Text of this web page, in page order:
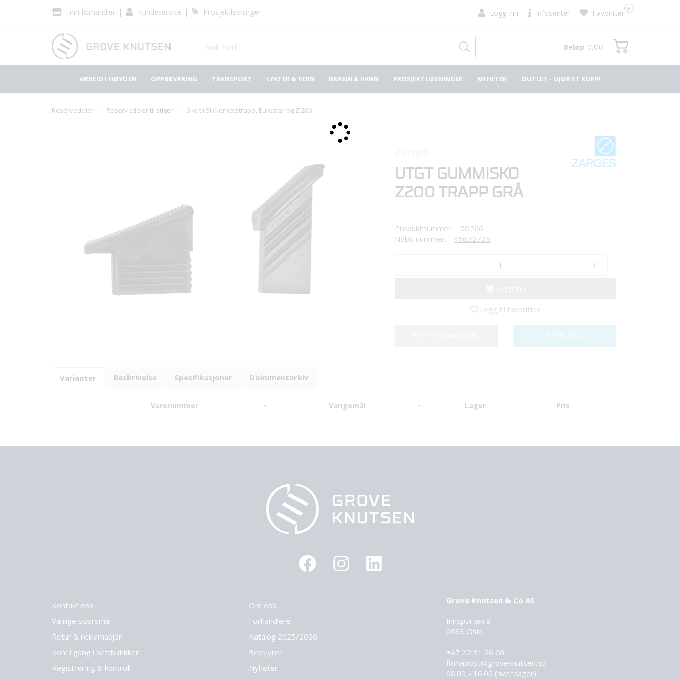
Finn forhandler | Kundeservice | Prosjektløsninger Logg inn Infosenter 0
Favoritter
Beløp 0,00
ARBEID I HØYDEN OPPBEVARING TRANSPORT LYKTER & VERN BRANN & VANN PROSJEKTLØSNINGER NYHETER OUTLET - GJØR ET KUPP!
Reservedeler Reservedeler til stiger Sko til Sikkerhetstrapp, Eurostar og Z 200
UTGT GUMMISKO
Z200 TRAPP GRÅ
Produktnummer:
00266
Nobb nummer:
45632735
- +
Legg til favoritter
Varianter Beskrivelse Spesifikasjoner Dokumentarkiv
Varenummer Vangemål Lager Pris
Kontakt oss
Vanlige spørsmål
Retur & reklamasjon
Kom i gang i nettbutikken
Registrering & kontroll
Om oss
Forhandlere
Katalog 2025/2026
Brosjyrer
Nyheter
Grove Knutsen & Co AS
Innspurten 9
0663 Oslo
+47 22 81 26 00
firmapost@groveknutsen.no
08.00 - 16.00 (hverdager)